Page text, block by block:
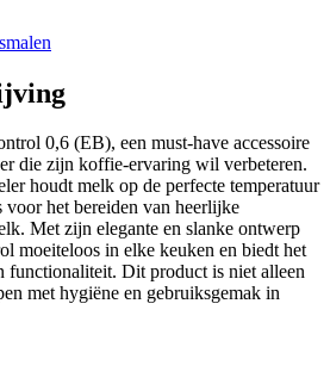
0,6 (EB), een must-have accessoire
die zijn koffie-ervaring wil verbeteren.
houdt melk op de perfecte temperatuur
voor het bereiden van heerlijke
Met zijn elegante en slanke ontwerp
moeiteloos in elke keuken en biedt het
functionaliteit. Dit product is niet alleen
met hygiëne en gebruiksgemak in